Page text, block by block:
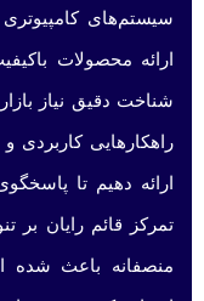
سیستم‌های
ارائه محصولات
شناخت دقیق نیاز
راهکارهایی کاربردی
ارائه دهیم تا
تمرکز قائم رایان بر
منصفانه باعث شده